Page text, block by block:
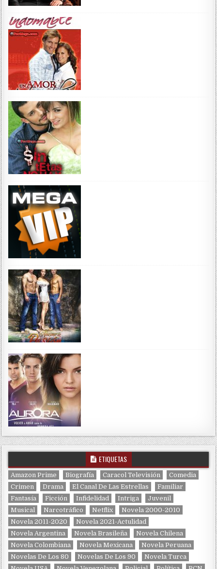
ETIQUETAS
Amazon Prime Biografía Caracol Televisión
Comedia
Crimen
Drama El Canal De Las Estrellas
Familiar
Fantasía
Ficción Infidelidad Intriga
Juvenil
Musical
Narcotráfico Netflix
Novela 2000-2010
Novela 2011-2020
Novela 2021-Actulidad
Novela Argentina
Novela Brasileña
Novela Chilena
Novela Colombiana
Novela Mexicana
Novela Peruana
Novelas De Los 80
Novelas De Los 90
Novela Turca